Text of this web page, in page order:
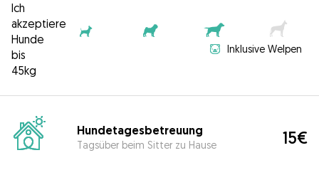
Ich
akzeptiere
Hunde
bis
45kg
Inklusive Welpen
Hundetagesbetreuung
Tagsüber beim Sitter zu Hause 15€